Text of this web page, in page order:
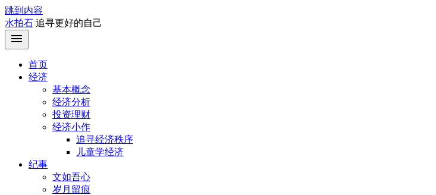
跳到内容
水拍石 追寻更好的自己
首页
经济
基本概念
经济分析
投资理财
经济小作
追寻经济秩序
儿童学经济
纪事
文如吾心
岁月留痕